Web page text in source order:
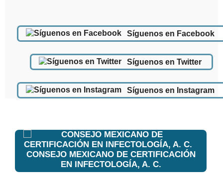
Síguenos en Facebook
Síguenos en Twitter
Síguenos en Instagram
CONSEJO MEXICANO DE CERTIFICACIÓN
EN INFECTOLOGÍA, A. C.